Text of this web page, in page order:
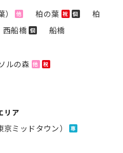
他 柏の葉 祝 個
柏
西船橋 個
船橋
ルの森 他 祝
リア
京ミッドタウン） 専